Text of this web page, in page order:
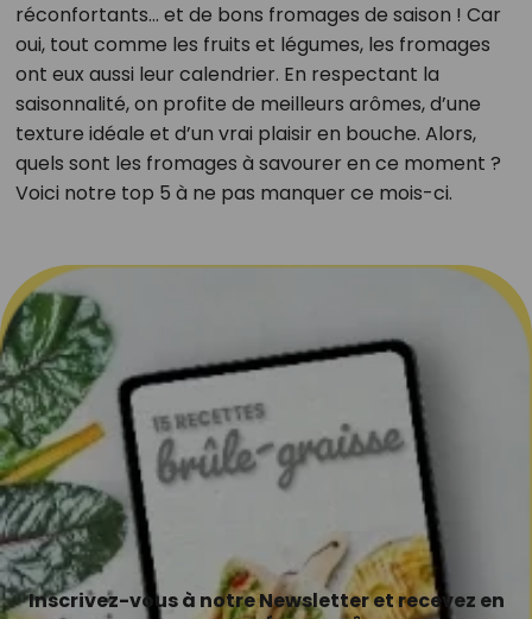
réconfortants… et de bons fromages de saison ! Car
oui, tout comme les fruits et légumes, les fromages
ont eux aussi leur calendrier. En respectant la
saisonnalité, on profite de meilleurs arômes, d’une
texture idéale et d’un vrai plaisir en bouche. Alors,
quels sont les fromages à savourer en ce moment ?
Voici notre top 5 à ne pas manquer ce mois-ci.
Inscrivez-vous à notre Newsletter et recevez en